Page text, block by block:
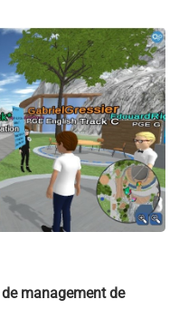
de management de